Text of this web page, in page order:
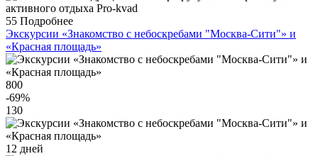
55 Подробнее
Экскурсии «Знакомство с небоскребами "Москва-Сити"» и
«Красная площадь»
800
-69%
130
12 дней